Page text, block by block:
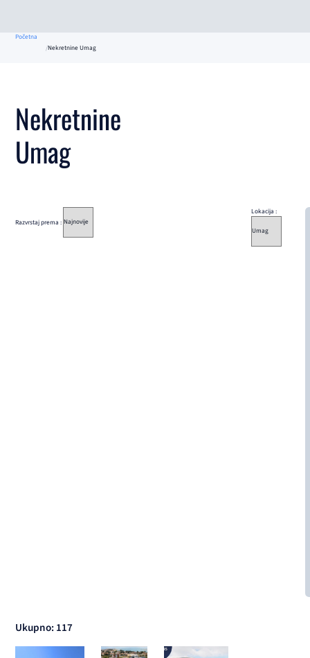
Početna
Nekretnine Umag
Nekretnine
Umag
Razvrstaj prema :
Lokacija :
Ukupno: 117